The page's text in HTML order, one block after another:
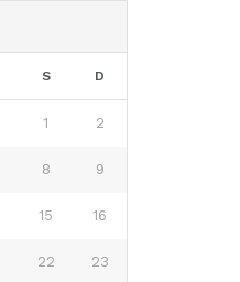
S D
1 2
8 9
15 16
22 23